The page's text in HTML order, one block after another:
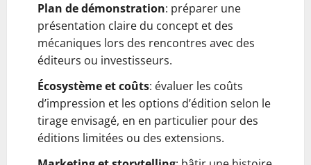
Plan de démonstration: préparer une
présentation claire du concept et des
mécaniques lors des rencontres avec des
éditeurs ou investisseurs.
Écosystème et coûts: évaluer les coûts
d’impression et les options d’édition selon le
tirage envisagé, en en particulier pour des
éditions limitées ou des extensions.